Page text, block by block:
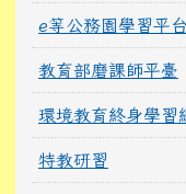
e等公務園學習平台
教育部磨課師平臺
環境教育終身學習
特教研習